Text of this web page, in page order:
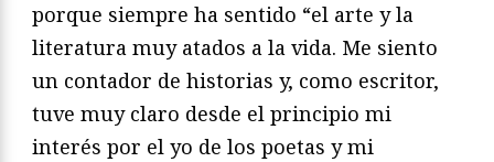
porque siempre ha sentido “el arte y la
literatura muy atados a la vida. Me siento
un contador de historias y, como escritor,
tuve muy claro desde el principio mi
interés por el yo de los poetas y mi